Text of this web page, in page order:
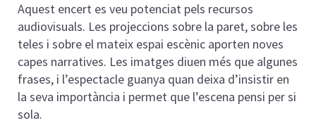
Aquest encert es veu potenciat pels recursos
audiovisuals. Les projeccions sobre la paret, sobre les
teles i sobre el mateix espai escènic aporten noves
capes narratives. Les imatges diuen més que algunes
frases, i l’espectacle guanya quan deixa d’insistir en
la seva importància i permet que l’escena pensi per si
sola.